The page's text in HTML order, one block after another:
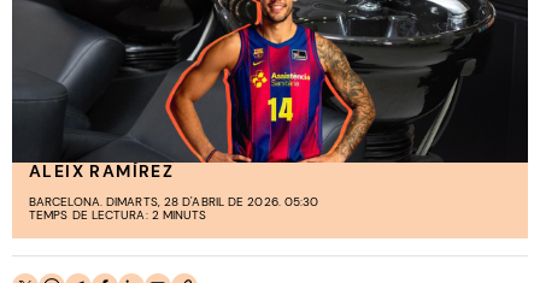
ALEIX RAMÍREZ
BARCELONA. DIMARTS, 28 D'ABRIL DE 2026. 05:30
TEMPS DE LECTURA: 2 MINUTS